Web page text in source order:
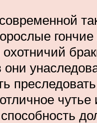
они
чутье